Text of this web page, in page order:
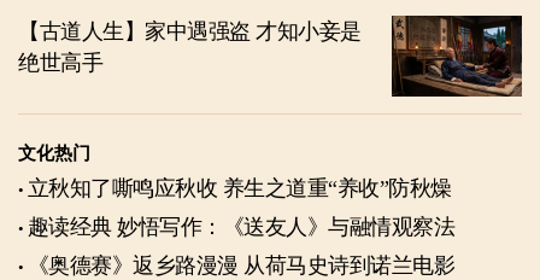
【古道人生】家中遇强盗 才知小妾是
绝世高手
文化热门
立秋知了嘶鸣应秋收 养生之道重“养收”防秋燥
趣读经典 妙悟写作：《送友人》与融情观察法
《奥德赛》返乡路漫漫 从荷马史诗到诺兰电影